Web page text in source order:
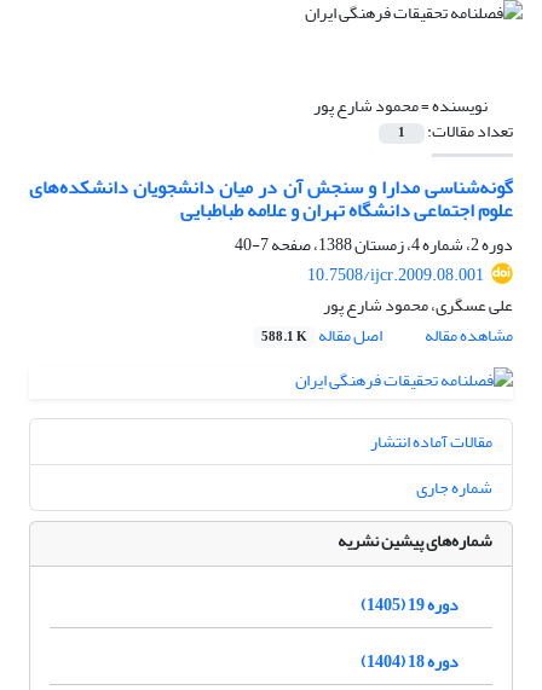
نویسنده =محمود شارع پور
تعداد مقالات: 1
گونه‌شناسی مدارا و سنجش آن در میان دانشجویان دانشکده‌های
علوم اجتماعی دانشگاه تهران و علامه طباطبایی
دوره 2، شماره 4، زمستان 1388، صفحه
7-40
10.7508/ijcr.2009.08.001
علی عسگری، محمود شارع پور
مشاهده مقاله
اصل مقاله 588.1 K
مقالات آماده انتشار
شماره جاری
شماره‌های پیشین نشریه
دوره 19 (1405)
دوره 18 (1404)